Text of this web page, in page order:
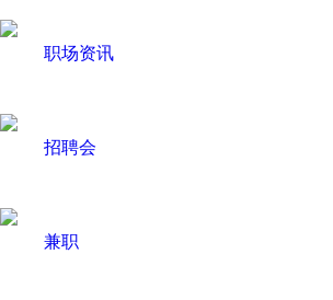
职场资讯
招聘会
兼职